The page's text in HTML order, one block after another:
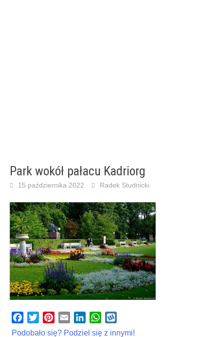
Park wokół pałacu Kadriorg
15 października 2022 Radek Studnicki
Facebook
TwitterPinterest
Email LinkedInWhatsApp
Podobało się? Podziel się z innymi!